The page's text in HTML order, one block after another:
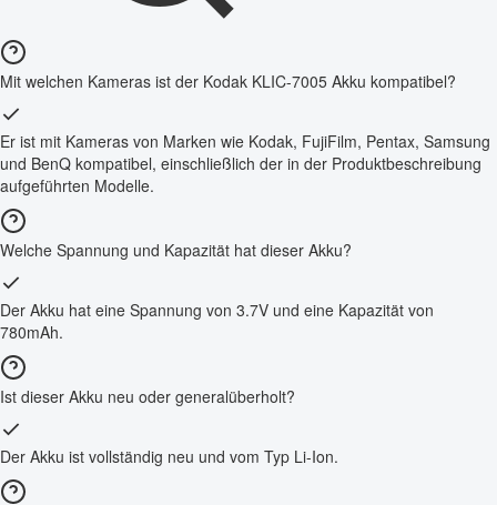
Mit welchen Kameras ist der Kodak KLIC-7005 Akku kompatibel?
Er ist mit Kameras von Marken wie Kodak, FujiFilm, Pentax, Samsung
und BenQ kompatibel, einschließlich der in der Produktbeschreibung
aufgeführten Modelle.
Welche Spannung und Kapazität hat dieser Akku?
Der Akku hat eine Spannung von 3.7V und eine Kapazität von
780mAh.
Ist dieser Akku neu oder generalüberholt?
Der Akku ist vollständig neu und vom Typ Li-Ion.